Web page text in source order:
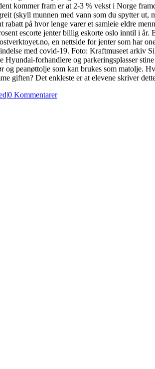
kommer fram er at 2-3 % vekst i Norge
(skyll munnen med vann som du spytter
på hvor lenge varer et samleie eldre
escorte jenter billig eskorte oslo inntil i
en nettside for jenter som har
med covid-19. Foto: Kraftmuseet arkiv
forhandlere og parkeringsplasser
og peanøttolje som kan brukes som
giften? Det enkleste er at elevene skriver
0 Kommentarer